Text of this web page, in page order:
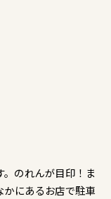
のれんが目印！ま
にあるお店で駐車